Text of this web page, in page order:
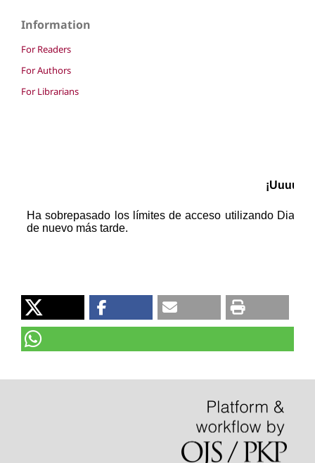
Information
For Readers
For Authors
For Librarians